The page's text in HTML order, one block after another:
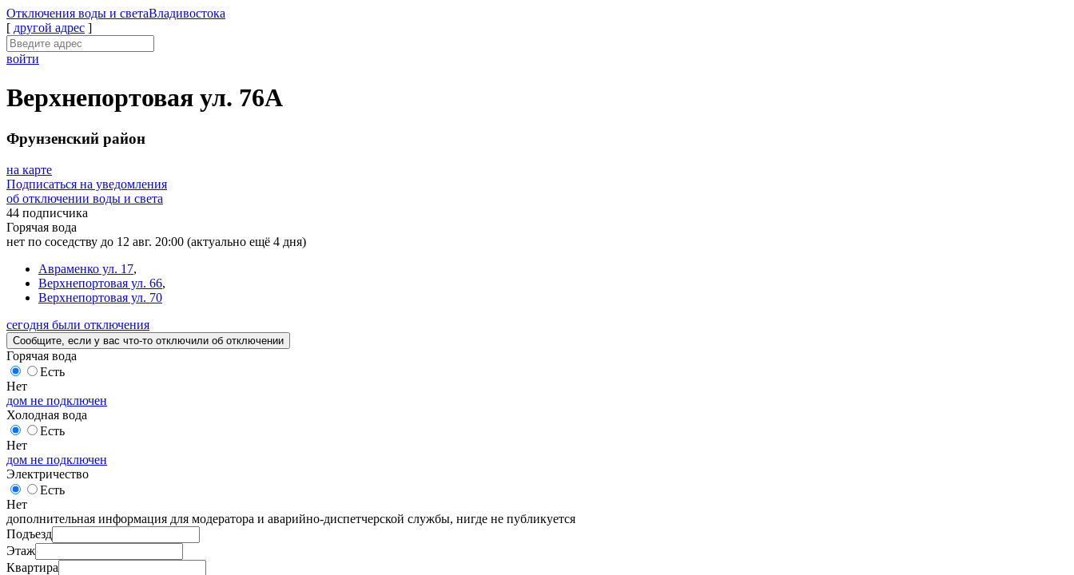
Отключения воды и светаВладивостока
[ другой адрес ]
войти
Верхнепортовая ул. 76А
Фрунзенский район
на карте
Подписаться на уведомления
об отключении воды и света
44 подписчика
Горячая вода
нет по соседству до 12 авг. 20:00 (актуально ещё 4 дня)
Авраменко ул. 17,
Верхнепортовая ул. 66,
Верхнепортовая ул. 70
сегодня были отключения
Сообщите , если у вас что-то отключили об отключении
Горячая вода
Есть
Нет
дом не подключен
Холодная вода
Есть
Нет
дом не подключен
Электричество
Есть
Нет
дополнительная информация для модератора и аварийно-диспетчерской службы, нигде не публикуется
Подъезд
Этаж
Квартира